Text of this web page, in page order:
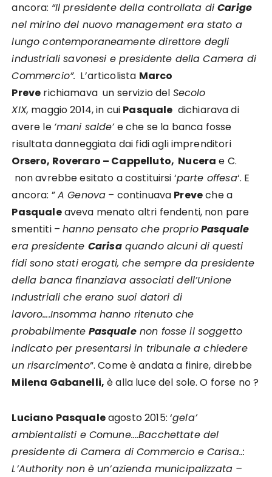
ancora: “Il presidente della controllata diCarige
nel mirino del nuovo management era stato a
lungo contemporaneamente direttore degli
industriali savonesi e presidente della Camera di
Commercio”. L’articolista Marco
Preve richiamava un servizio del Secolo
XIX, maggio 2014, in cui Pasquale dichiarava di
avere le ‘mani salde’e che se la banca fosse
risultata danneggiata dai fidi agli imprenditori
Orsero, Roveraro – Cappelluto, Nucera e C.
non avrebbe esitato a costituirsi ‘parte offesa‘. E
ancora: ”A Genova – continuava Preveche a
Pasqualeaveva menato altri fendenti, non pare
smentiti –hanno pensato che proprioPasquale
era presidente Carisaquando alcuni di questi
fidi sono stati erogati, che sempre da presidente
della banca finanziava associati dell’Unione
Industriali che erano suoi datori di
lavoro….Insomma hanno ritenuto che
probabilmente Pasqualenon fosse il soggetto
indicato per presentarsi in tribunale a chiedere
un risarcimento“. Come è andata a finire, direbbe
Milena Gabanelli, è alla luce del sole. O forse no ?
Luciano Pasqualeagosto 2015: ‘gela’
ambientalisti e Comune….Bacchettate del
presidente di Camera di Commercio e Carisa..:
L’Authority non è un’azienda municipalizzata –